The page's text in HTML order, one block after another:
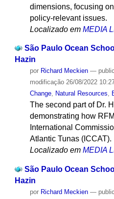
dimensions, focusing
policy-relevant issues.
Localizado em MEDIA
São Paulo Ocean
Hazin
por Richard Meckien —
modificação26/08/2022
Change, Natural Resources,
The second part of Dr.
demonstrating how
International
Atlantic Tunas (ICCAT).
Localizado em MEDIA
São Paulo Ocean
Hazin
por Richard Meckien —